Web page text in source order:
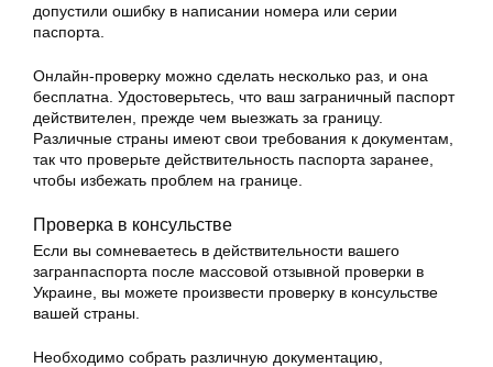
допустили ошибку в написании номера или серии
паспорта.
Онлайн-проверку можно сделать несколько раз, и она
бесплатна. Удостоверьтесь, что ваш заграничный паспорт
действителен, прежде чем выезжать за границу.
Различные страны имеют свои требования к документам,
так что проверьте действительность паспорта заранее,
чтобы избежать проблем на границе.
Проверка в консульстве
Если вы сомневаетесь в действительности вашего
загранпаспорта после массовой отзывной проверки в
Украине, вы можете произвести проверку в консульстве
вашей страны.
Необходимо собрать различную документацию,